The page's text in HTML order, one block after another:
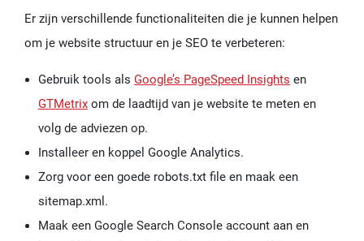
Er zijn verschillende functionaliteiten die je kunnen helpen
om je website structuur en je SEO te verbeteren:
Gebruik tools als Google’s PageSpeed Insights en
GTMetrixom de laadtijd van je website te meten en
volg de adviezen op.
Installeer en koppel Google Analytics.
Zorg voor een goede robots.txt file en maak een
sitemap.xml.
Maak een Google Search Console account aan en